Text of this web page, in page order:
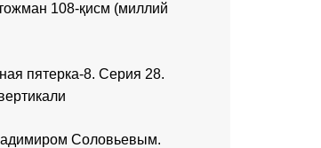
108-қисм (миллий
пятерка-8. Серия 28.
Соловьевым.